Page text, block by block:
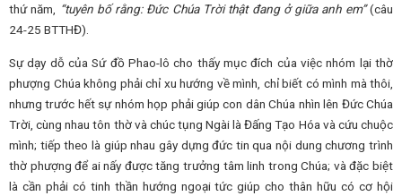
thứ năm, “tuyên bố rằng: Đức Chúa Trời thật đang ở giữa anh em”(câu
24-25 BTTHĐ).
Sự dạy dỗ của Sứ đồ Phao-lô cho thấy mục đích của việc nhóm lại thờ
phượng Chúa không phải chỉ xu hướng về mình, chỉ biết có mình mà thôi,
nhưng trước hết sự nhóm họp phải giúp con dân Chúa nhìn lên Đức Chúa
Trời, cùng nhau tôn thờ và chúc tụng Ngài là Đấng Tạo Hóa và cứu chuộc
mình; tiếp theo là giúp nhau gây dựng đức tin qua nội dung chương trình
thờ phượng để ai nấy được tăng trưởng tâm linh trong Chúa; và đặc biệt
là cần phải có tinh thần hướng ngoại tức giúp cho thân hữu có cơ hội